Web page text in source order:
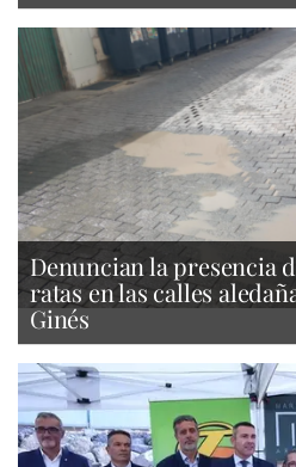
Denuncian la presencia
ratas en las calles
Ginés